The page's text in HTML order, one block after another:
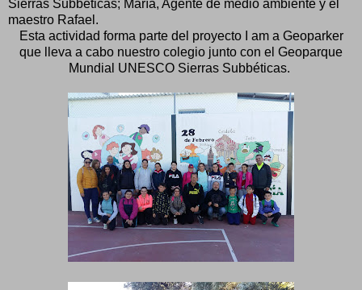
Sierras Subbéticas; María, Agente de medio ambiente y el
maestro Rafael.
Esta actividad forma parte del proyecto I am a Geoparker
que lleva a cabo nuestro colegio junto con el Geoparque
Mundial UNESCO Sierras Subbéticas.